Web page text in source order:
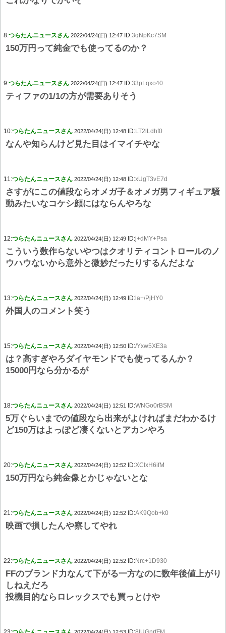
8:つらたんニュースさん 2022/04/24(日) 12:47 ID:3qNpKc7SM
150万円って純金でも使ってるのか？
9:つらたんニュースさん 2022/04/24(日) 12:47 ID:33pLqxo40
ティファの1/1の方が需要ありそう
10:つらたんニュースさん 2022/04/24(日) 12:48 ID:LT2lLdhf0
なんや知らんけど見た目はイマイチやな
11:つらたんニュースさん 2022/04/24(日) 12:48 ID:xUgT3vE7d
さすがにこの値段ならオメガ子＆オメガ男フィギュア騒
動みたいなコケシ顔にはならんやろな
12:つらたんニュースさん 2022/04/24(日) 12:49 ID:j+dMY+Psa
こういう数作らないやつはクオリティコントロールのノ
ウハウないから意外と微妙だったりするんだよな
13:つらたんニュースさん 2022/04/24(日) 12:49 ID: la+/PjHY0
外国人のコメント笑う
15:つらたんニュースさん 2022/04/24(日) 12:50 ID:/Yxw5XE3a
は？高すぎやろダイヤモンドでも使ってるんか？
15000円なら分かるが
18:つらたんニュースさん 2022/04/24(日) 12:51 ID:WNGo0rBSM
5万ぐらいまでの値段なら出来がよければまだわかるけ
ど150万はよっぽど凄くないとアカンやろ
20:つらたんニュースさん 2022/04/24(日) 12:52 ID:XClxH6ifM
150万円なら純金像とかじゃないとな
21:つらたんニュースさん 2022/04/24(日) 12:52 ID:AK9Qob+k0
映画で損したんや察してやれ
22:つらたんニュースさん 2022/04/24(日) 12:52 ID:Nrc+1D930
FFのブランド力なんて下がる一方なのに数年後値上がり
しねえだろ
投機目的ならロレックスでも買っとけや